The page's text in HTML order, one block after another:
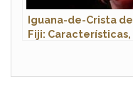
Iguana-de-Crista de
Fiji: Características,